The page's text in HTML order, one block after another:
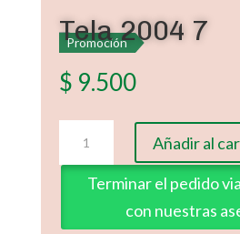
Promoción
Tela 2004 7
$ 9.500
2004
7
cantidad
Añadir al
Terminar el pedido
con nuestras